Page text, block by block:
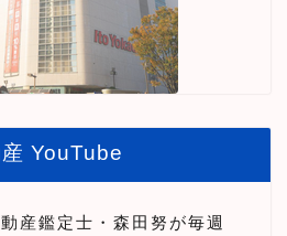
YouTube
産鑑定士・森田努が毎週